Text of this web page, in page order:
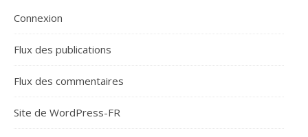
Connexion
Flux des publications
Flux des commentaires
Site de WordPress-FR